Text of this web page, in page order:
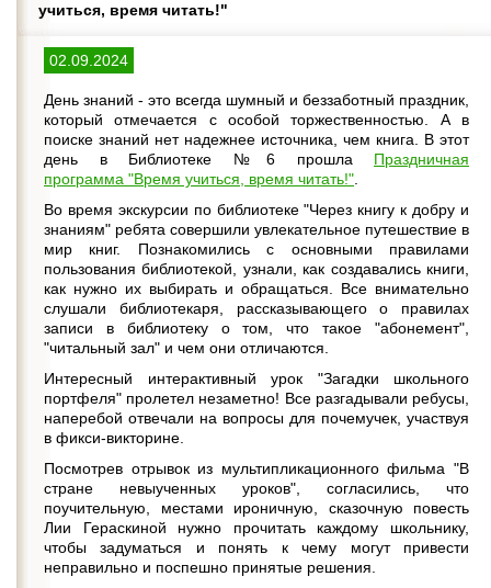
учиться, время читать!"
02.09.2024
День знаний - это всегда шумный и беззаботный праздник,
который отмечается с особой торжественностью. А в
поиске знаний нет надежнее источника, чем книга. В этот
день в Библиотеке №6 прошла Праздничная
программа "Время учиться, время читать!"
Во время экскурсии по библиотеке "Через книгу к добру и
знаниям" ребята совершили увлекательное путешествие в
мир книг. Познакомились с основными правилами
пользования библиотекой, узнали, как создавались книги,
как нужно их выбирать и обращаться. Все внимательно
слушали библиотекаря, рассказывающего о правилах
записи в библиотеку о том, что такое "абонемент",
"читальный зал" и чем они отличаются.
Интересный интерактивный урок "Загадки школьного
портфеля" пролетел незаметно! Все разгадывали ребусы,
наперебой отвечали на вопросы для почемучек, участвуя
в фикси-викторине.
Посмотрев отрывок из мультипликационного фильма "В
стране невыученных уроков", согласились, что
поучительную, местами ироничную, сказочную повесть
Лии Гераскиной нужно прочитать каждому школьнику,
чтобы задуматься и понять к чему могут привести
неправильно и поспешно принятые решения.